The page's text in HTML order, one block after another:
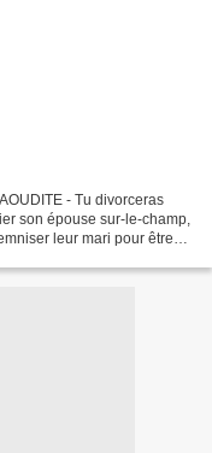
- Tu divorceras
son épouse sur-le-champ,
leur mari pour être